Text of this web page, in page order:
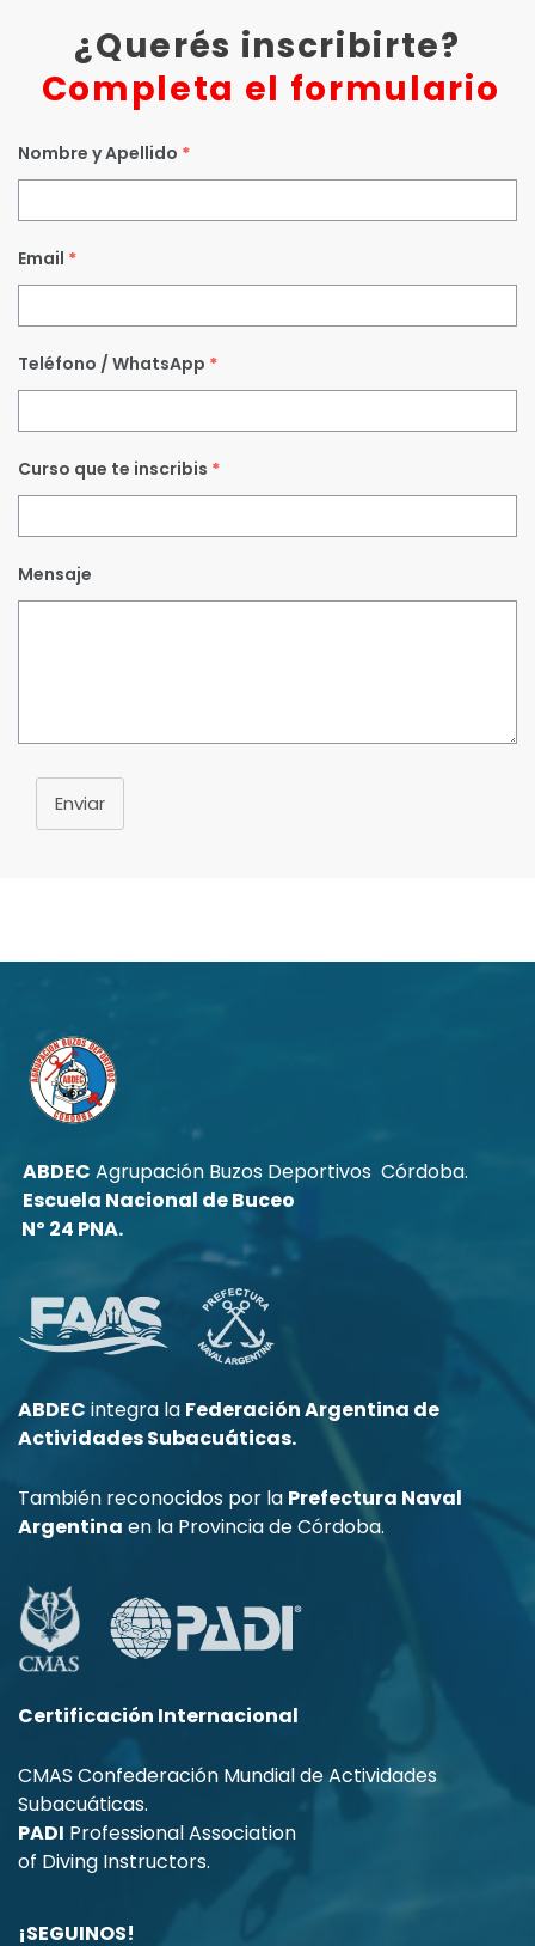
¿Querés inscribirte?
Completa el formulario
Nombre y Apellido *
Email *
Teléfono / WhatsApp *
Curso que te inscribis *
Mensaje
Enviar
ABDEC Agrupación Buzos Deportivos Córdoba.
Escuela Nacional de Buceo
Nº 24 PNA.
ABDEC integra la Federación Argentina de
Actividades Subacuáticas.
También reconocidos por la Prefectura Naval
Argentina en la Provincia de Córdoba.
Certificación Internacional
CMAS Confederación Mundial de Actividades
Subacuáticas.
PADI Professional Association
of Diving Instructors.
¡SEGUINOS!